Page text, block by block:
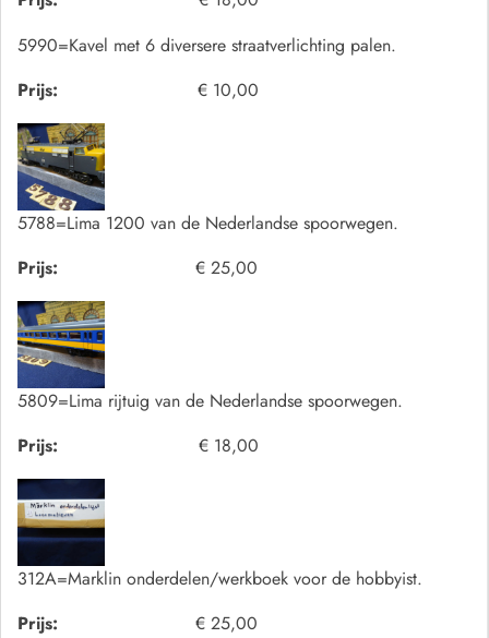
5990=Kavel met 6 diversere straatverlichting palen.
Prijs:
€ 10,00
5788=Lima 1200 van de Nederlandse spoorwegen.
Prijs:
€ 25,00
5809=Lima rijtuig van de Nederlandse spoorwegen.
Prijs:
€ 18,00
312A=Marklin onderdelen/werkboek voor de hobbyist.
Prijs:
€ 25,00